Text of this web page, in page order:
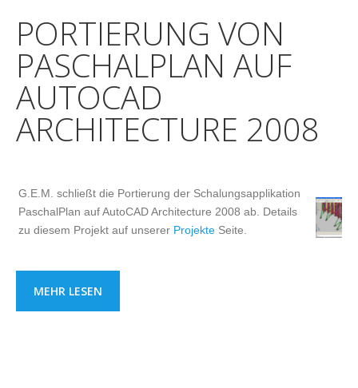
PORTIERUNG VON
PASCHALPLAN AUF
AUTOCAD
ARCHITECTURE 2008
G.E.M. schließt die Portierung der Schalungsapplikation
PaschalPlan auf AutoCAD Architecture 2008 ab. Details
zu diesem Projekt auf unserer Projekte Seite.
MEHR LESEN